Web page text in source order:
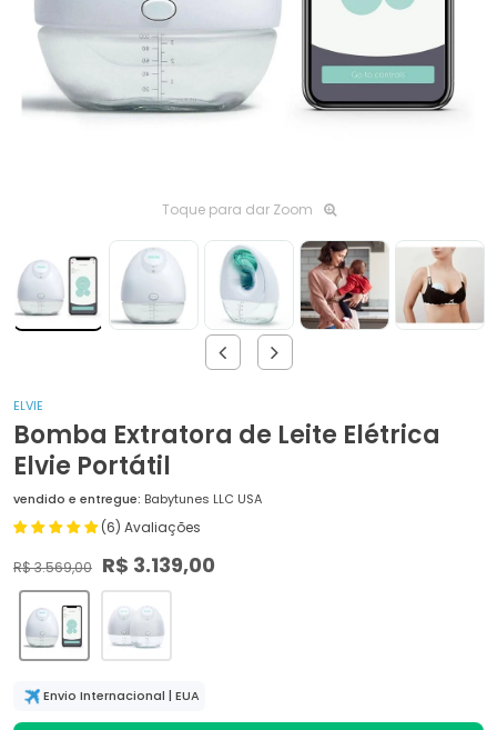
Toque para dar Zoom
ELVIE
Bomba Extratora de Leite Elétrica
Elvie Portátil
vendido e entregue: Babytunes LLC USA
(6) Avaliações
R$ 3.569,00 R$ 3.139,00
Envio Internacional | EUA